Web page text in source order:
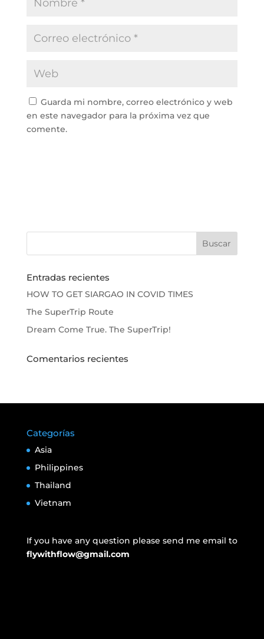
Guarda mi nombre, correo electrónico y web
en este navegador para la próxima vez que
comente.
Entradas recientes
HOW TO GET SIARGAO IN COVID TIMES
The SuperTrip Route
Dream Come True. The SuperTrip!
Comentarios recientes
Categorías
Asia
Philippines
Thailand
Vietnam
If you have any question please send me email to
flywithflow@gmail.com